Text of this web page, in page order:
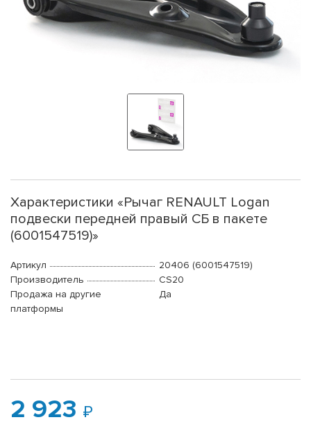
Характеристики «Рычаг RENAULT Logan
подвески передней правый СБ в пакете
(6001547519)»
Артикул
20406 (6001547519)
Производитель
CS20
Продажа на другие
платформы
Да
2 923